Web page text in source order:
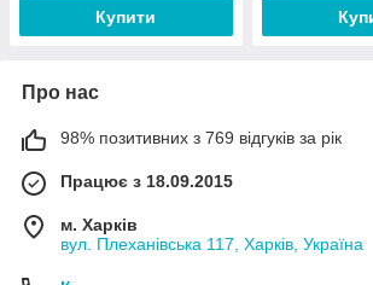
Купити
Про нас
98% позитивних з 769 відгуків за рік
Працює з 18.09.2015
м. Харків
вул. Плеханівська 117, Харків, Україна